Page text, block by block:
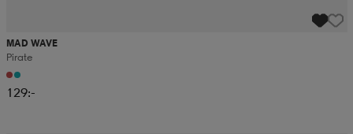
MAD WAVE
Pirate
129:-